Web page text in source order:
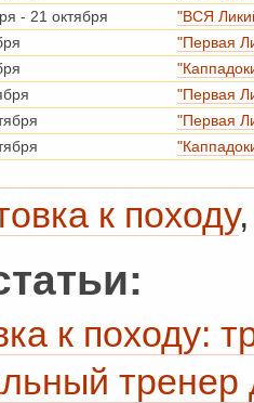
- 21 октября
"ВСЯ
"Первая
"Первая
"Первая
к походу
к походу:
тренер